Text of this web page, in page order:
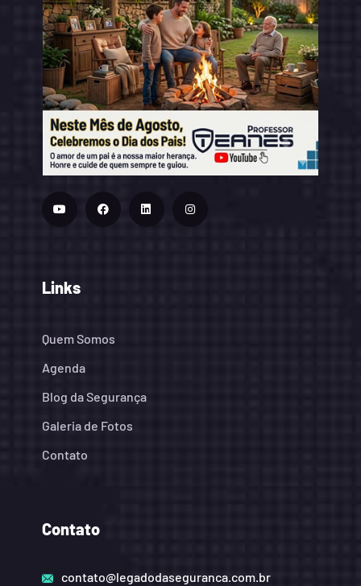
Links
Quem Somos
Agenda
Blog da Segurança
Galeria de Fotos
Contato
Contato
contato@legadodaseguranca.com.br